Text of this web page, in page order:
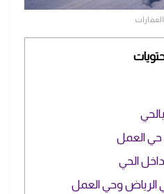
حي العمل
الحي
الرياض وحي العمل